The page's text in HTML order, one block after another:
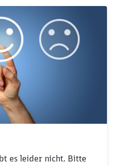
es leider nicht. Bitte
Schließen